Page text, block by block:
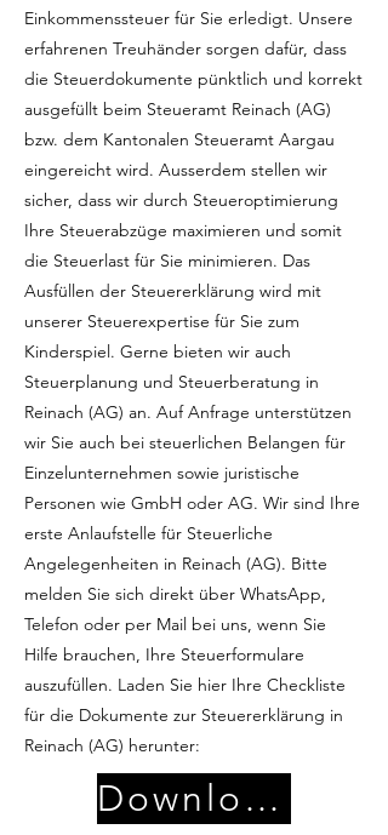
Einkommenssteuer für Sie erledigt. Unsere
erfahrenen Treuhänder sorgen dafür, dass
die Steuerdokumente pünktlich und korrekt
ausgefüllt beim Steueramt Reinach (AG)
bzw. dem Kantonalen Steueramt Aargau
eingereicht wird. Ausserdem stellen wir
sicher, dass wir durch Steueroptimierung
Ihre Steuerabzüge maximieren und somit
die Steuerlast für Sie minimieren. Das
Ausfüllen der Steuererklärung wird mit
unserer Steuerexpertise für Sie zum
Kinderspiel. Gerne bieten wir auch
Steuerplanung und Steuerberatung in
Reinach (AG) an. Auf Anfrage unterstützen
wir Sie auch bei steuerlichen Belangen für
Einzelunternehmen sowie juristische
Personen wie GmbH oder AG. Wir sind Ihre
erste Anlaufstelle für Steuerliche
Angelegenheiten in Reinach (AG). Bitte
melden Sie sich direkt über WhatsApp,
Telefon oder per Mail bei uns, wenn Sie
Hilfe brauchen, Ihre Steuerformulare
auszufüllen. Laden Sie hier Ihre Checkliste
für die Dokumente zur Steuererklärung in
Reinach (AG) herunter:
Download